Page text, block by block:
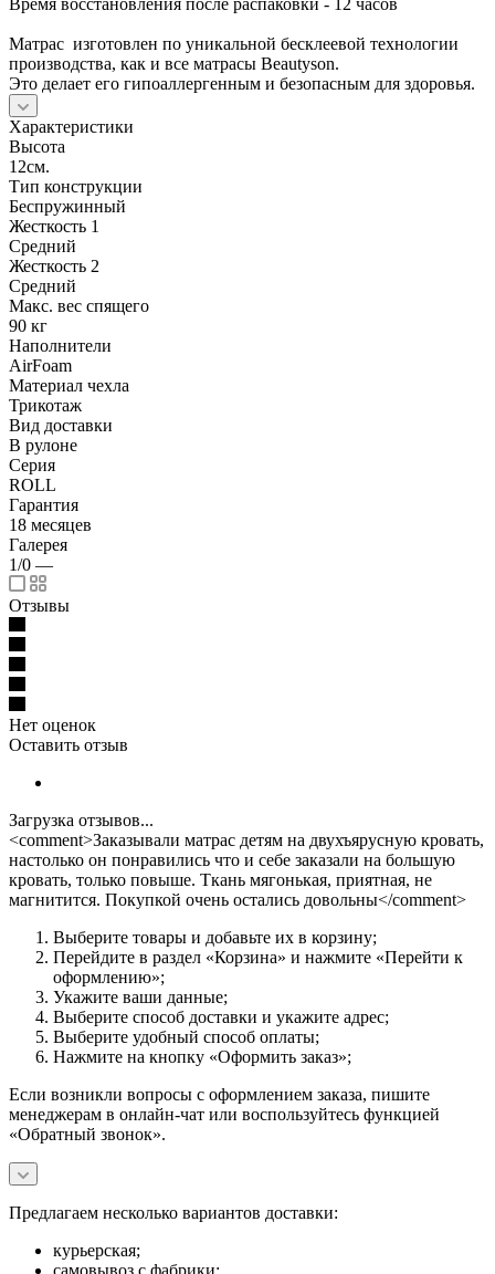
Матрас изготовлен по уникальной бесклеевой технологии
производства, как и все матрасы Beautyson.
Это делает его гипоаллергенным и безопасным для здоровья.
Характеристики
Высота
12см.
Тип конструкции
Беспружинный
Жесткость 1
Средний
Жесткость 2
Средний
Макс. вес спящего
90 кг
Наполнители
AirFoam
Материал чехла
Трикотаж
Вид доставки
В рулоне
Серия
ROLL
Гарантия
18 месяцев
Галерея
1/0 —
Отзывы
Нет оценок
Оставить отзыв
Загрузка отзывов...
<comment>Заказывали матрас детям на двухъярусную кровать,
настолько он понравились что и себе заказали на большую
кровать, только повыше. Ткань мягонькая, приятная, не
магнитится. Покупкой очень остались довольны</comment>
Выберите товары и добавьте их в корзину;
Перейдите в раздел «Корзина» и нажмите «Перейти к
оформлению»;
Укажите ваши данные;
Выберите способ доставки и укажите адрес;
Выберите удобный способ оплаты;
Нажмите на кнопку «Оформить заказ»;
Если возникли вопросы с оформлением заказа, пишите
менеджерам в онлайн-чат или воспользуйтесь функцией
«Обратный звонок».
Предлагаем несколько вариантов доставки:
курьерская;
самовывоз с фабрики;